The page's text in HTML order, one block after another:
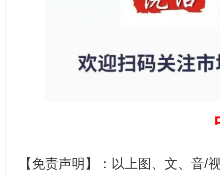
【免责声明】：以上图、文、音/
受贿1.44亿！段成刚被判无期 从幼